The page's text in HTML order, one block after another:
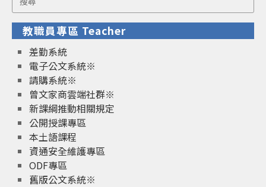
for:
教職員專區 Teacher
差勤系統
電子公文系統※
請購系統※
曾文家商雲端社群※
新課綱推動相關規定
公開授課專區
本土語課程
資通安全維護專區
ODF專區
舊版公文系統※